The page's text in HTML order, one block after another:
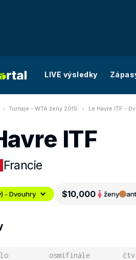
LIVE výsledky
Turnaje - WTA ženy 2015 Le Havre ITF -
ITF
Francie
- Dvouhry $10,000 ženy
osmifinále